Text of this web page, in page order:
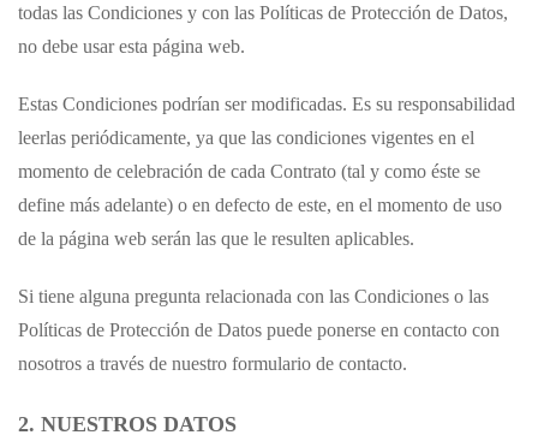
todas las Condiciones y con las Políticas de Protección de Datos,
no debe usar esta página web.
Estas Condiciones podrían ser modificadas. Es su responsabilidad
leerlas periódicamente, ya que las condiciones vigentes en el
momento de celebración de cada Contrato (tal y como éste se
define más adelante) o en defecto de este, en el momento de uso
de la página web serán las que le resulten aplicables.
Si tiene alguna pregunta relacionada con las Condiciones o las
Políticas de Protección de Datos puede ponerse en contacto con
nosotros a través de nuestro formulario de contacto.
2. NUESTROS DATOS